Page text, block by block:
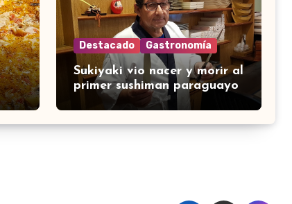
Destacado Gastronomía
Sukiyaki vio nacer y morir al
primer sushiman paraguayo